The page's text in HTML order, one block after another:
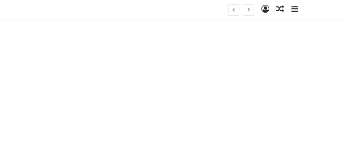
Log InArtigo Aleatório
Sidebar